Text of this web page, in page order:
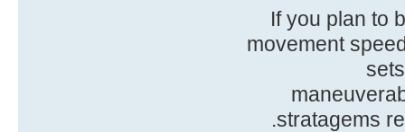
If you plan to
movement
stratagems